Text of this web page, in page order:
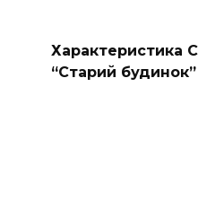
Характеристика
“Старий будинок”